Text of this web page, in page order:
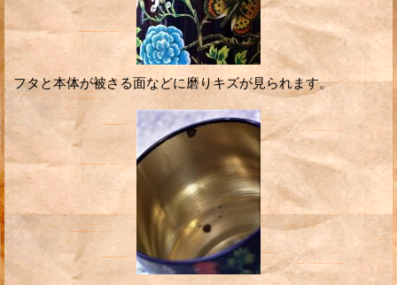
フタと本体が被さる面などに磨りキズが見られます。